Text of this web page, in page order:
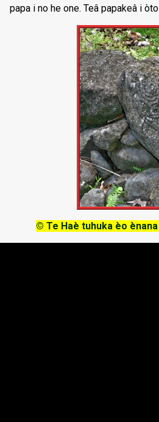
papa i no he one. Teâ papakeâ i
© Te Haè tuhuka èo